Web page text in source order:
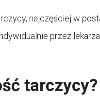
najczęściej w
przez lekarza
tarczycy?